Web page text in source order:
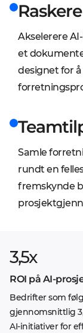
Akselerere
et
designet for
Samle
rundt en
fremskynde
3,5x
ROI på AI-
Bedrifter som
gjennomsnittlig
AI-initiativer for